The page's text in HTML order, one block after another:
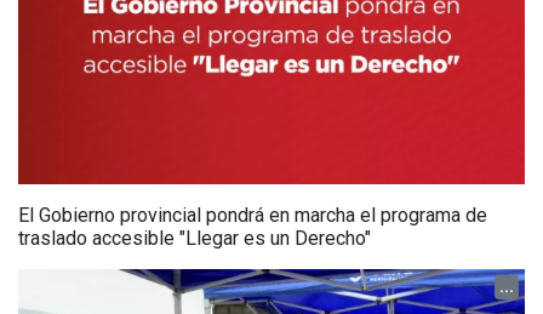
El Gobierno provincial pondrá en marcha el programa de
traslado accesible "Llegar es un Derecho"
...